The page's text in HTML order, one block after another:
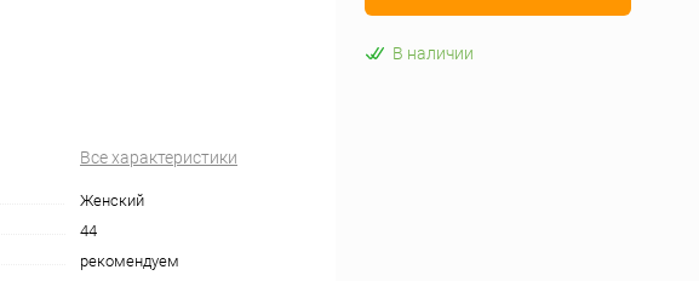
Все характеристики
Женский
44
рекомендуем
В наличии